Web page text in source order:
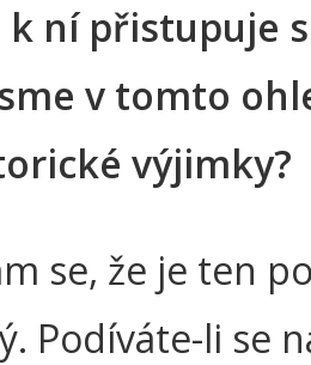
ní přistupuje s
v tomto
výjimky?
se, že je ten
Podíváte-li se